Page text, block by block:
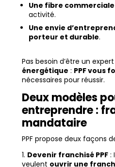
Une fibre commerciale
activité.
Une envie
porteur et durable.
Pas besoin d’être un
énergétique : PPF vous
nécessaires pour réussir.
Deux modèles
entreprendre :
mandataire
PPF propose deux façons
Devenir franchisé PPF:
veulent ouvrir une